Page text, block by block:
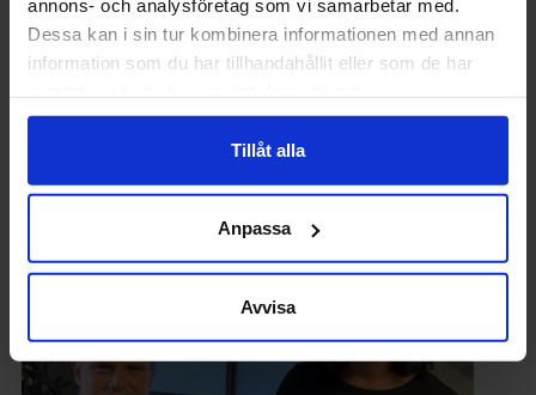
annons- och analysföretag som vi samarbetar med.
Dessa kan i sin tur kombinera informationen med annan
information som du har tillhandahållit eller som de har
Tillåt alla
Anpassa
Avvisa